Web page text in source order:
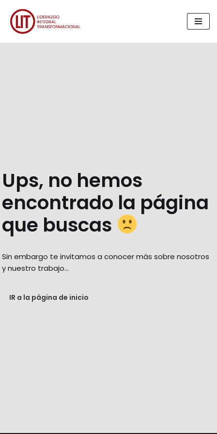
Saltar
Ups, no hemos
encontrado la página
que buscas
Sin embargo te invitamos a conocer más sobre nosotros
y nuestro trabajo…
IR a la página de inicio